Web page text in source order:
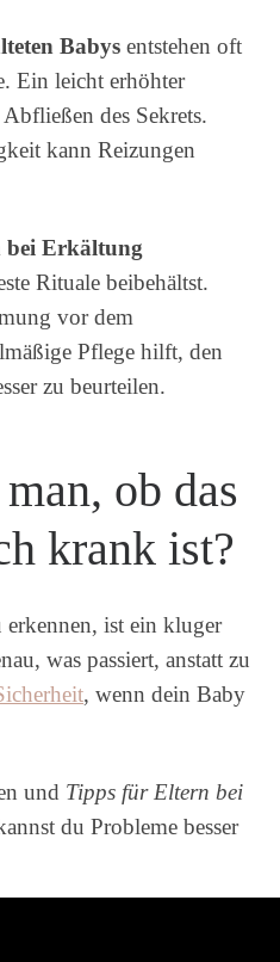
Babys entstehen oft
Ein leicht erhöhter
des Sekrets.
kann Reizungen
bei Erkältung
Rituale beibehältst.
vor dem
Pflege hilft, den
zu beurteilen.
ob das
krank ist?
ist ein kluger
was passiert, anstatt zu
, wenn dein Baby
und Tipps für Eltern bei
du Probleme besser